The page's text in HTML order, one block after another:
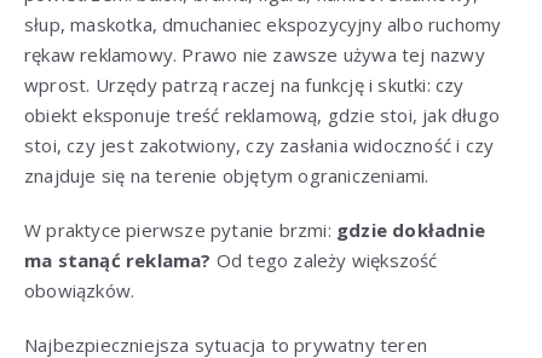
słup, maskotka, dmuchaniec ekspozycyjny albo ruchomy
rękaw reklamowy. Prawo nie zawsze używa tej nazwy
wprost. Urzędy patrzą raczej na funkcję i skutki: czy
obiekt eksponuje treść reklamową, gdzie stoi, jak długo
stoi, czy jest zakotwiony, czy zasłania widoczność i czy
znajduje się na terenie objętym ograniczeniami.
W praktyce pierwsze pytanie brzmi: gdzie dokładnie
ma stanąć reklama? Od tego zależy większość
obowiązków.
Najbezpieczniejsza sytuacja to prywatny teren